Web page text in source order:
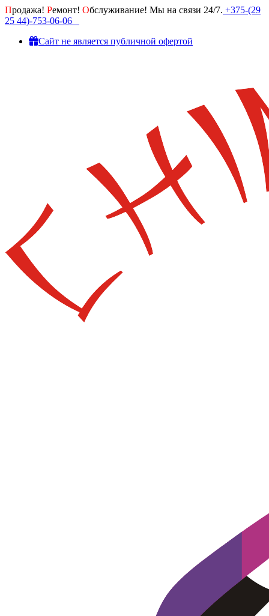
Продажа! Ремонт! Обслуживание! Мы на связи 24/7. +375-(29
25 44)-753-06-06
Cайт не является публичной офертой